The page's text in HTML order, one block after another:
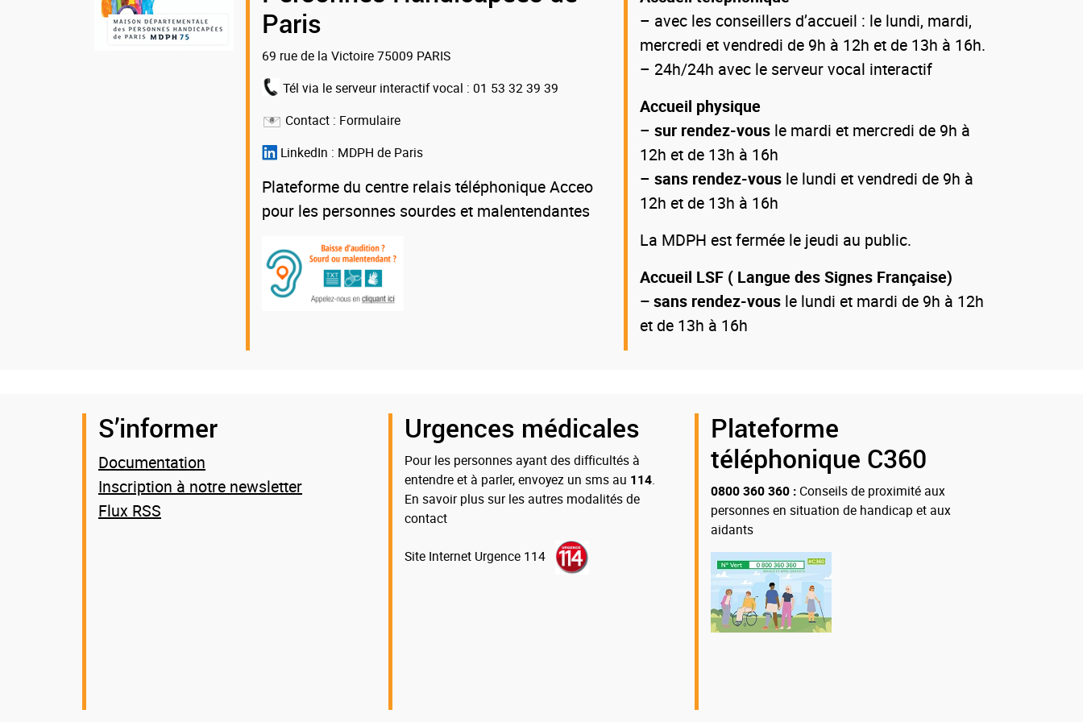
la
Paris
69 rue de la Victoire 75009 PARIS
Tél via le serveur interactif vocal : 01 53 32 39 39
Contact : Formulaire
LinkedIn : MDPH de Paris
Plateforme du centre relais téléphonique Acceo
pour les personnes sourdes et malentendantes
– avec les conseillers d’accueil : le lundi, mardi,
mercredi et vendredi de 9h à 12h et de 13h à 16h.
– 24h/24h avec le serveur vocal interactif
Accueil physique
– sur rendez-vous le mardi et mercredi de 9h à
12h et de 13h à 16h
– sans rendez-vousle lundi et vendredi de 9h à
12h et de 13h à 16h
La MDPH est fermée le jeudi au public.
Accueil LSF ( Langue des Signes Française)
– sans rendez-vousle lundi et mardi de 9h à 12h
et de 13h à 16h
S’informer
Documentation
Inscription à notre newsletter
Flux RSS
Urgences médicales
Pour les personnes ayant des difficultés à
entendre et à parler, envoyez un sms au 114.
En savoir plus sur les autres modalités de
contact
Site Internet Urgence 114
Plateforme
téléphonique C360
0800 360 360 : Conseils de proximité aux
personnes en situation de handicap et aux
aidants